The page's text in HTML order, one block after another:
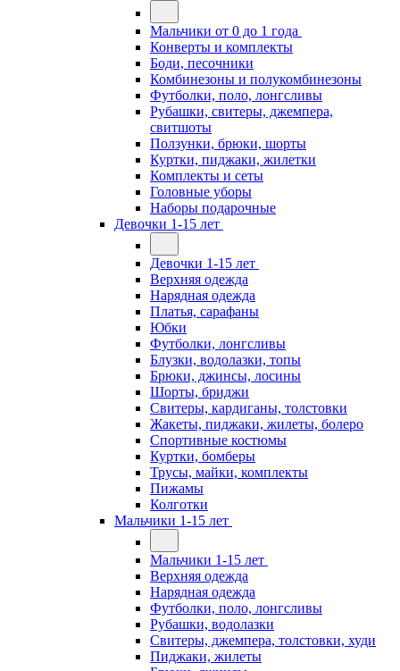
Мальчики от 0 до 1 года
Конверты и комплекты
Боди, песочники
Комбинезоны и полукомбинезоны
Футболки, поло, лонгсливы
Рубашки, свитеры, джемпера,
свитшоты
Ползунки, брюки, шорты
Куртки, пиджаки, жилетки
Комплекты и сеты
Головные уборы
Наборы подарочные
Девочки 1-15 лет
Девочки 1-15 лет
Верхняя одежда
Нарядная одежда
Платья, сарафаны
Юбки
Футболки, лонгсливы
Блузки, водолазки, топы
Брюки, джинсы, лосины
Шорты, бриджи
Свитеры, кардиганы, толстовки
Жакеты, пиджаки, жилеты, болеро
Спортивные костюмы
Куртки, бомберы
Трусы, майки, комплекты
Пижамы
Колготки
Мальчики 1-15 лет
Мальчики 1-15 лет
Верхняя одежда
Нарядная одежда
Футболки, поло, лонгсливы
Рубашки, водолазки
Свитеры, джемпера, толстовки, худи
Пиджаки, жилеты